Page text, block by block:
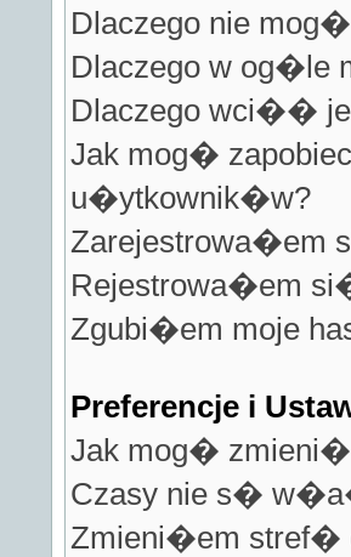
Dlaczego nie
Dlaczego w
Dlaczego wci��
Jak mog�
u�ytkownik�w?
Zarejestrowa�em
Rejestrowa�em
Zgubi�em moje
Preferencje i
Jak mog� zmieni�
Czasy nie s�
Zmieni�em stref�